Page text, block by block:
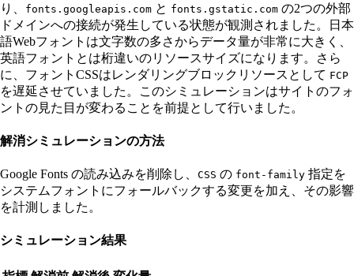
り、
fonts.googleapis.com と fonts.gstatic.com の2つの外部
ドメインへの接続が発生している状態が観測されました。日本
語Webフォントは文字数の多さからデータ量が非常に大きく、
英語フォントとは桁違いのリソースサイズになります。さら
に、フォントCSSはレンダリングブロックリソースとして FCP
を遅延させていました。このシミュレーションはサイトのフォ
ントの見た目が変わることを前提として行いました。
解消シミュレーションの方法
Google Fonts の読み込みを削除し、 CSS の font-family 指定を
システムフォントにフォールバックする変更を加え、その影響
を計測しました。
シミュレーション結果